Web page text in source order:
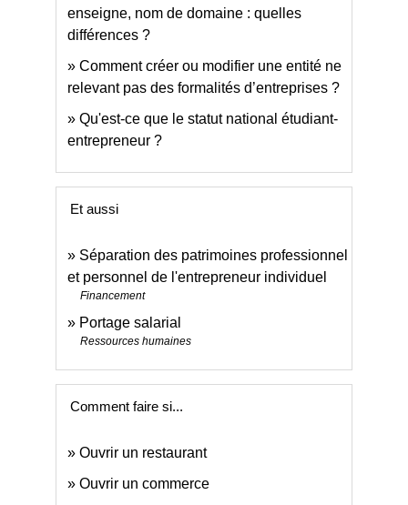
enseigne, nom de domaine : quelles
différences ?
Comment créer ou modifier une entité ne
relevant pas des formalités d’entreprises ?
Qu'est-ce que le statut national étudiant-
entrepreneur ?
Et aussi
Séparation des patrimoines professionnel
et personnel de l'entrepreneur individuel
Financement
Portage salarial
Ressources humaines
Comment faire si...
Ouvrir un restaurant
Ouvrir un commerce